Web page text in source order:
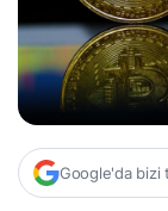
Google'da bizi